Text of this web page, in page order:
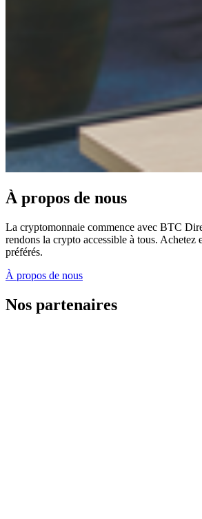
À propos de nous
La cryptomonnaie commence avec BTC
rendons la crypto accessible à tous. Achetez
préférés.
À propos de nous
Nos partenaires